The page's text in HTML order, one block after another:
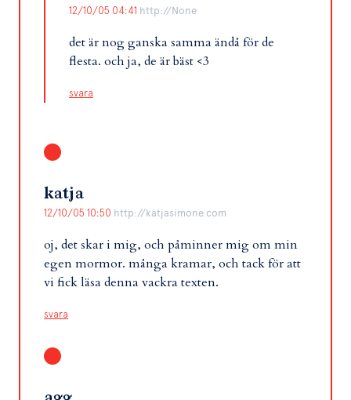
12/10/05 04:41 http://None
det är nog ganska samma ändå för de
flesta. och ja, de är bäst <3
svara
katja
12/10/05 10:50 http://katjasimone.com
oj, det skar i mig, och påminner mig om min
egen mormor. många kramar, och tack för att
vi fick läsa denna vackra texten.
svara